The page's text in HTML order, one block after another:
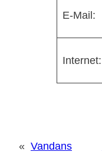
E-Mail:
Internet:
« Vandans